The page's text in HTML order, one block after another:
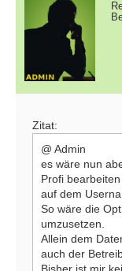
Zitat:
@ Admin
es wäre nun
Profi
auf dem
So wäre die
umzusetzen.
Allein dem
auch der
Bisher ist mir